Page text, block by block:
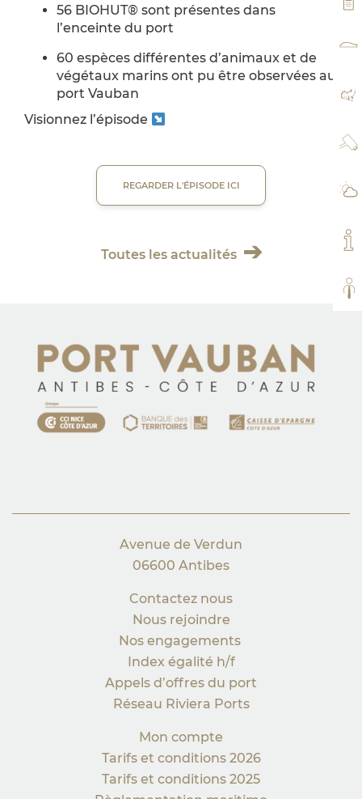
56 BIOHUT® sont présentes dans
l’enceinte du port
60 espèces différentes d’animaux et de
végétaux marins ont pu être observées au
port Vauban
Visionnez l’épisode
REGARDER L'ÉPISODE ICI
Toutes les actualités
Avenue de Verdun
06600 Antibes
Contactez nous
Nous rejoindre
Nos engagements
Index égalité h/f
Appels d’offres du port
Réseau Riviera Ports
Mon compte
Tarifs et conditions 2026
Tarifs et conditions 2025